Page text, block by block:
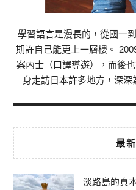
學習語言是漫長的，從國一
期許自己能更上一層樓。
案內士（口譯導遊），而後
身走訪日本許多地方，深深
最
淡路島的真